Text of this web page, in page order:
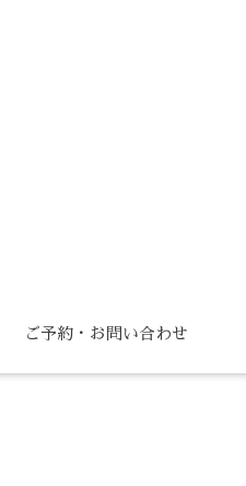
ご予約・お問い合わせ